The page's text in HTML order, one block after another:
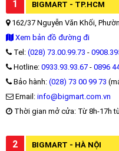
1 BIGMART - TP.HCM
162/37 Nguyễn Văn Khối,
Xem bản đồ đường đi
Tel: (028) 73.00.99.73 -
Hotline: 0933.93.93.67 - 0896
Bảo hành: (028) 73 00 99 73
Email: info@bigmart.com.vn
Thời gian mở cửa: Từ 8h-17h
2 BIGMART - HÀ NỘI